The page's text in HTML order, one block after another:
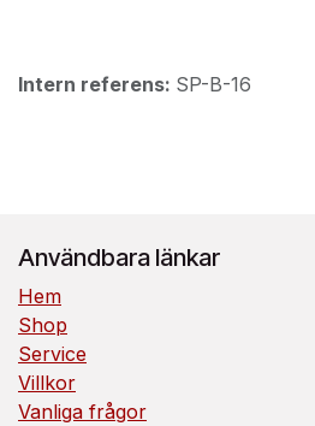
Intern referens: SP-B-16
Användbara länkar
Hem
Shop
Service
Villkor
Vanliga frågor